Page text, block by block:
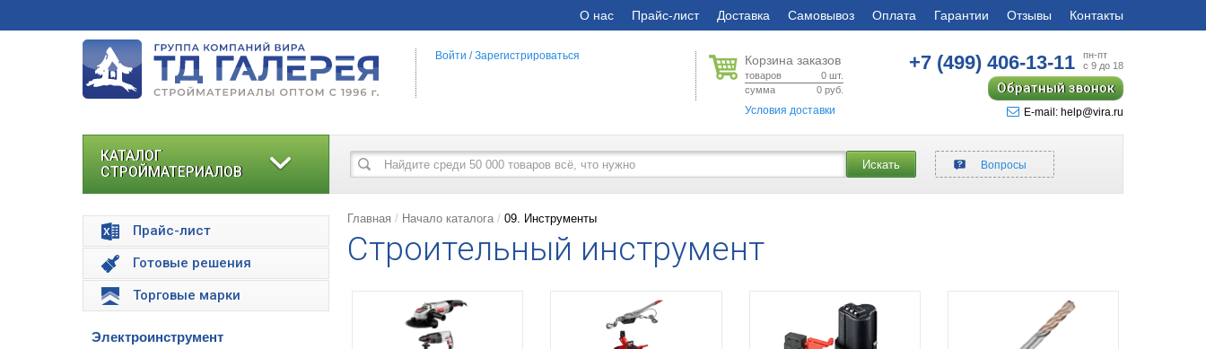
О нас Прайс-лист Доставка Самовывоз Оплата Гарантии Отзывы Контакты
Корзина заказов
товаров 0 шт.
сумма
0 руб.
Условия доставки
+7 (499)406-13-11
пн-пт
с 9 до 18
Обратный звонок
E-mail: help@vira.ru
Войти /Зарегистрироваться
КАТАЛОГ
СТРОЙМАТЕРИАЛОВ
Прайс-лист
Готовые решения
Торговые марки
Электроинструмент
Искать Вопросы
Главная Начало каталога 09. Инструменты
Строительный инструмент